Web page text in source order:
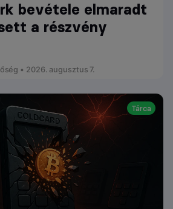
bevétele elmaradt
a részvény
• 2026. augusztus 7.
Tárca